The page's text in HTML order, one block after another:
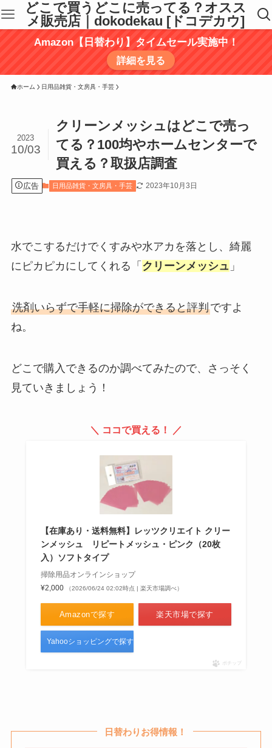
どこで買うどこに売ってる？オスス
メ販売店｜dokodekau [ドコデカウ]
Amazon【日替わり】タイムセール実施中！
詳細を見る
ホーム 日用品雑貨・文房具・手芸
クリーンメッシュはどこで売っ
てる？100均やホームセンターで
買える？取扱店調査
2023
10/03
広告 日用品雑貨・文房具・手芸 2023年10月3日
水でこするだけでくすみや水アカを落とし、綺麗
にピカピカにしてくれる「 クリーンメッシュ 」
洗剤いらずで手軽に掃除ができると評判ですよ
ね。
どこで購入できるのか調べてみたので、さっそく
見ていきましょう！
＼ ココで買える！ ／
【在庫あり・送料無料】レッツクリエイト クリー
ンメッシュ リピートメッシュ・ピンク（20枚
入）ソフトタイプ
掃除用品オンラインショップ
¥2,000
（2026/06/24 02:02時点 | 楽天市場調べ）
Amazonで探す 楽天市場で探す
Yahooショッピングで探す
ポチップ
日替わりお得情報！